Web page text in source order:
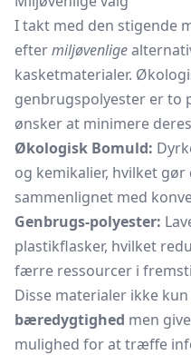
I takt med den stigende
eftermiljøvenlige
kasketmaterialer.
genbrugspolyester er to
ønsker at minimere
Økologisk Bomuld:
og kemikalier, hvilket
sammenlignet med
Genbrugs-polyester:
plastikflasker, hvilket
færre ressourcer i
Disse materialer ikke kun
bæredygtighed men
mulighed for at træffe